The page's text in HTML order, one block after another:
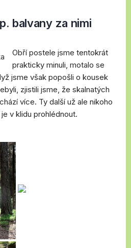
balvany za nimi
Obří postele jsme tentokrát
prakticky minuli, motalo se
jsme však popošli o kousek
zjistili jsme, že skalnatých
více. Ty další už ale nikoho
v klidu prohlédnout.